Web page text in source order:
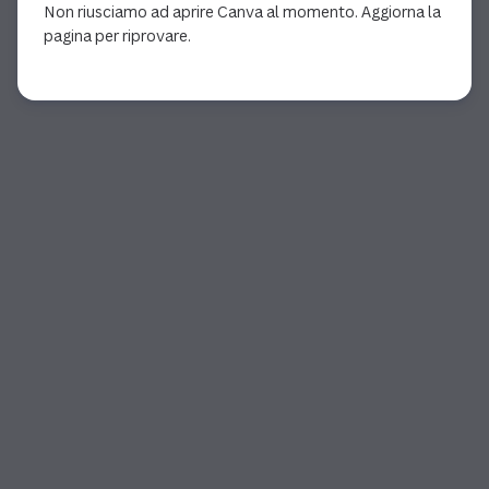
Non riusciamo ad aprire Canva al momento. Aggiorna la
pagina per riprovare.